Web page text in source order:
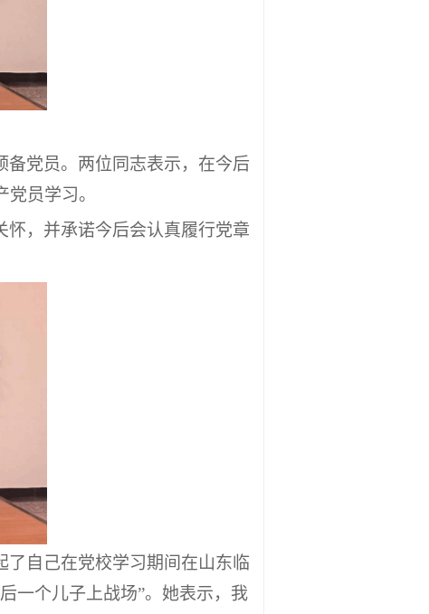
党员。两位同志表示，在今后
员学习。
，并承诺今后会认真履行党章
自己在党校学习期间在山东临
一个儿子上战场”。她表示，我